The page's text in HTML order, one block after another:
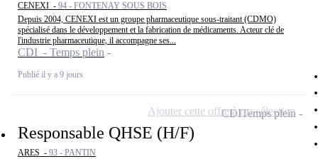
CENEXI - 94 - FONTENAY SOUS BOIS
Depuis 2004, CENEXI est un groupe pharmaceutique sous-traitant (CDMO)
spécialisé dans le développement et la fabrication de médicaments. Acteur clé de
l'industrie pharmaceutique, il accompagne ses...
CDI - Temps plein
Publié il y a 9 jours
Responsable QHSE (H/F)
ARES - 93 - PANTIN
CDITemps plein
Ajouter cette offre à ma sélection